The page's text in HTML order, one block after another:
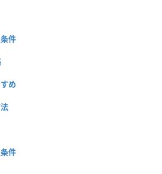
件
め
件